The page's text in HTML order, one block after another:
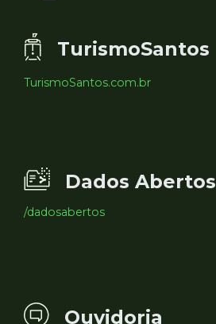
TurismoSantos
TurismoSantos.com.br
Dados Abertos
/dadosabertos
Ouvidoria